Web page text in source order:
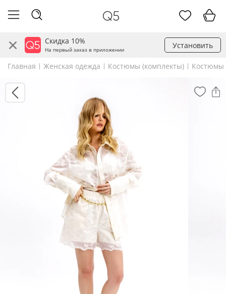
Скидка 10%
На первый заказ в приложении Установить
Главная Женская одежда Костюмы (комплекты) Костюмы